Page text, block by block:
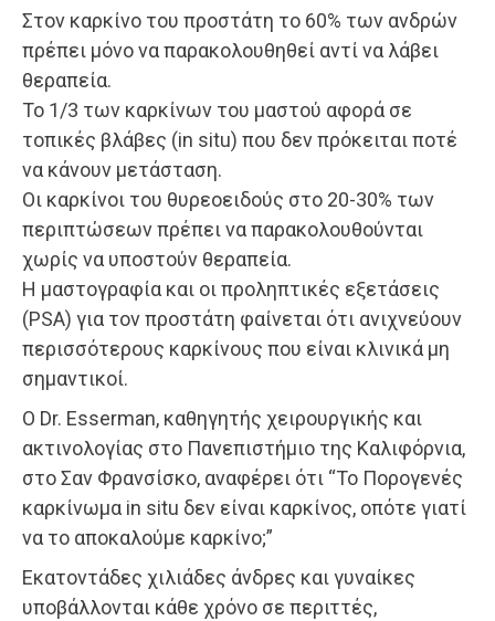
Στον καρκίνο του προστάτη το 60% των ανδρών
πρέπει μόνο να παρακολουθηθεί αντί να λάβει
θεραπεία.
Το 1/3 των καρκίνων του μαστού αφορά σε
τοπικές βλάβες (in situ) που δεν πρόκειται ποτέ
να κάνουν μετάσταση.
Οι καρκίνοι του θυρεοειδούς στο 20-30% των
περιπτώσεων πρέπει να παρακολουθούνται
χωρίς να υποστούν θεραπεία.
Η μαστογραφία και οι προληπτικές εξετάσεις
(PSA) για τον προστάτη φαίνεται ότι ανιχνεύουν
περισσότερους καρκίνους που είναι κλινικά μη
σημαντικοί.
Ο Dr. Esserman, καθηγητής χειρουργικής και
ακτινολογίας στο Πανεπιστήμιο της Καλιφόρνια,
στο Σαν Φρανσίσκο, αναφέρει ότι “Το Πορογενές
καρκίνωμα in situ δεν είναι καρκίνος, οπότε γιατί
να το αποκαλούμε καρκίνο;”
Εκατοντάδες χιλιάδες άνδρες και γυναίκες
υποβάλλονται κάθε χρόνο σε περιττές,